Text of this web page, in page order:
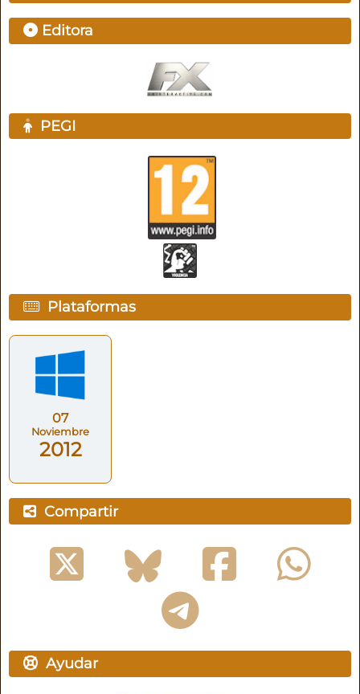
Editora
PEGI
Plataformas
07
Noviembre
2012
Compartir
Ayudar